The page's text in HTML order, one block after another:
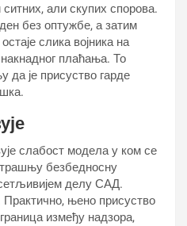
ситних, али скупих спорова.
без оптужбе, а затим
слика војника на
плаћања. То
да је присуство гарде
слабост модела у ком се
безбедносну
делу САД.
њено присуство
између надзора,